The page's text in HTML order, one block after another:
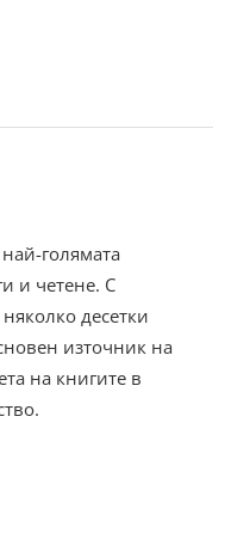
голямата
и четене. С
десетки
източник на
на книгите в